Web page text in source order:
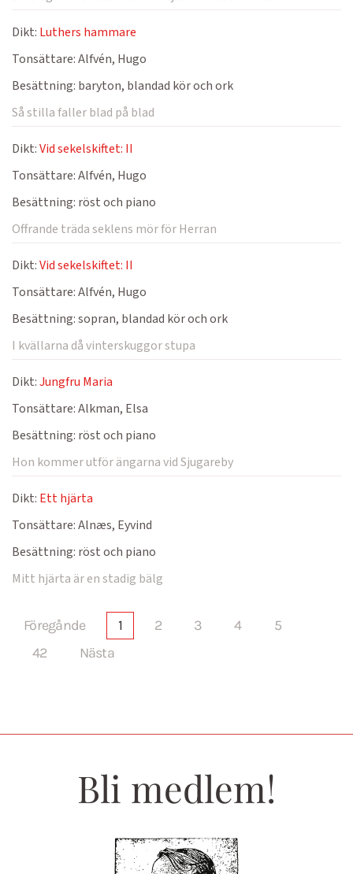
Dikt: Luthers hammare
Tonsättare:Alfvén, Hugo
Besättning: baryton, blandad kör och ork
Så stilla faller blad på blad
Dikt:Vid sekelskiftet: II
Tonsättare:Alfvén, Hugo
Besättning: röst och piano
Offrande träda seklens mör för Herran
Dikt:Vid sekelskiftet: II
Tonsättare:Alfvén, Hugo
Besättning:sopran, blandad kör och ork
I kvällarna då vinterskuggor stupa
Dikt:Jungfru Maria
Tonsättare:Alkman, Elsa
Besättning: röst och piano
Hon kommer utför ängarna vid Sjugareby
Dikt: Ett hjärta
Tonsättare:Alnæs, Eyvind
Besättning: röst och piano
Mitt hjärta är en stadig bälg
Föregånde 1 2 3 4
5
42
Nästa
Bli medlem!